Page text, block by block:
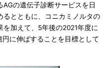
の遺伝子診断サービスを日
とともに、コニカミノルタの
加えて、5年後の2021年度に
に伸ばすることを目標として